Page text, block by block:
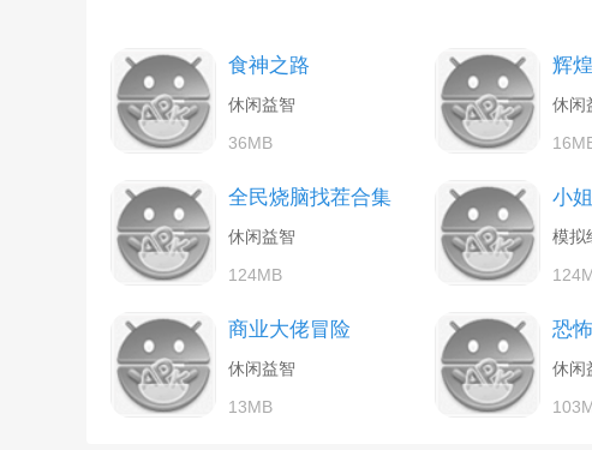
食神之路
休闲益智
36MB
辉
休闲
全民烧脑找茬合集
休闲益智
124MB
小
模拟
商业大佬冒险
休闲益智
13MB
恐
休闲